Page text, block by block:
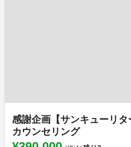
感謝企画【サンキューリ
カウンセリング